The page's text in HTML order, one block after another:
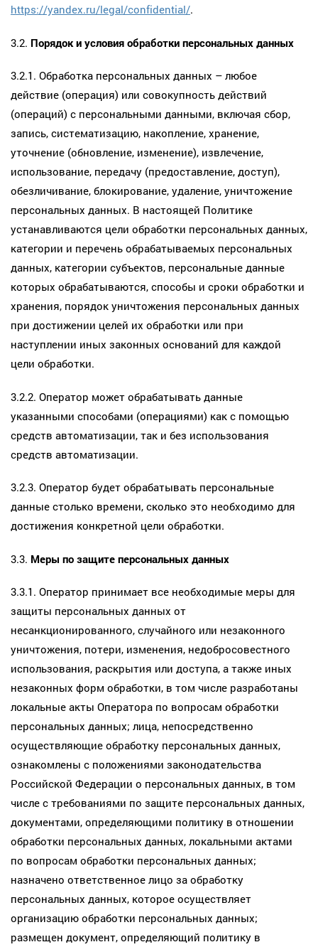
https://yandex.ru/legal/confidential/.
3.2. Порядок и условия обработки персональных данных
3.2.1. Обработка персональных данных – любое
действие (операция) или совокупность действий
(операций) с персональными данными, включая сбор,
запись, систематизацию, накопление, хранение,
уточнение (обновление, изменение), извлечение,
использование, передачу (предоставление, доступ),
обезличивание, блокирование, удаление, уничтожение
персональных данных. В настоящей Политике
устанавливаются цели обработки персональных данных,
категории и перечень обрабатываемых персональных
данных, категории субъектов, персональные данные
которых обрабатываются, способы и сроки обработки и
хранения, порядок уничтожения персональных данных
при достижении целей их обработки или при
наступлении иных законных оснований для каждой
цели обработки.
3.2.2. Оператор может обрабатывать данные
указанными способами (операциями) как с помощью
средств автоматизации, так и без использования
средств автоматизации.
3.2.3. Оператор будет обрабатывать персональные
данные столько времени, сколько это необходимо для
достижения конкретной цели обработки.
3.3. Меры по защите персональных данных
3.3.1. Оператор принимает все необходимые меры для
защиты персональных данных от
несанкционированного, случайного или незаконного
уничтожения, потери, изменения, недобросовестного
использования, раскрытия или доступа, а также иных
незаконных форм обработки, в том числе разработаны
локальные акты Оператора по вопросам обработки
персональных данных; лица, непосредственно
осуществляющие обработку персональных данных,
ознакомлены с положениями законодательства
Российской Федерации о персональных данных, в том
числе с требованиями по защите персональных данных,
документами, определяющими политику в отношении
обработки персональных данных, локальными актами
по вопросам обработки персональных данных;
назначено ответственное лицо за обработку
персональных данных, которое осуществляет
организацию обработки персональных данных;
размещен документ, определяющий политику в